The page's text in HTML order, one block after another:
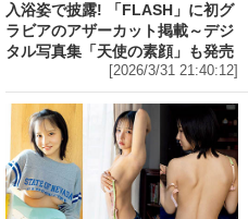
入浴姿で披露! 「FLASH」に初グ
ラビアのアザーカット掲載～デジ
タル写真集「天使の素顔」も発売
[2026/3/31 21:40:12]